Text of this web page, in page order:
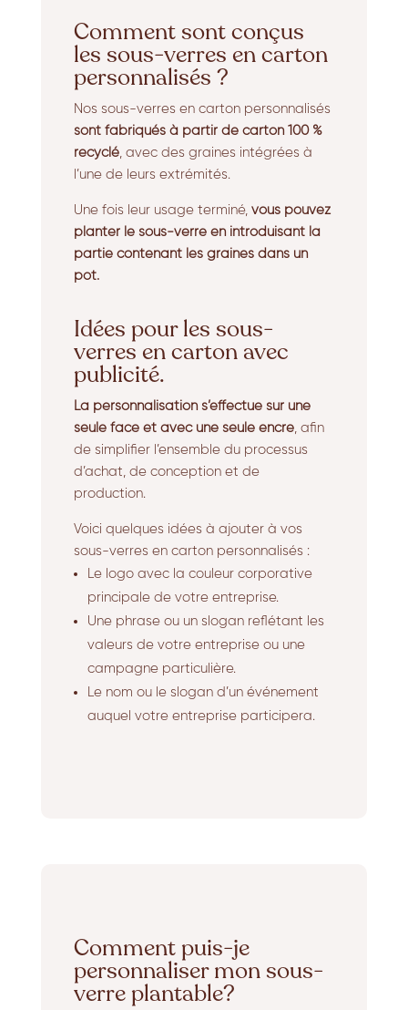
Comment sont conçus
les sous-verres en carton
personnalisés ?
Nos sous-verres en carton personnalisés
sont fabriqués à partir de carton 100 %
recyclé, avec des graines intégrées à
l’une de leurs extrémités.
Une fois leur usage terminé, vous pouvez
planter le sous-verre en introduisant la
partie contenant les graines dans un
pot.
Idées pour les sous-
verres en carton avec
publicité.
La personnalisation s’effectue sur une
seule face et avec une seule encre, afin
de simplifier l’ensemble du processus
d’achat, de conception et de
production.
Voici quelques idées à ajouter à vos
sous-verres en carton personnalisés :
Le logo avec la couleur corporative
principale de votre entreprise.
Une phrase ou un slogan reflétant les
valeurs de votre entreprise ou une
campagne particulière.
Le nom ou le slogan d’un événement
auquel votre entreprise participera.
Comment puis-je
personnaliser mon sous-
verre plantable?